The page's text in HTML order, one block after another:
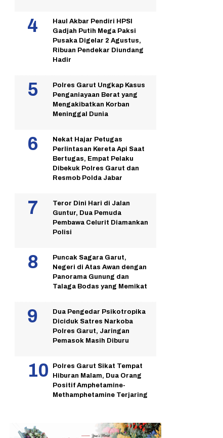
Haul Akbar Pendiri HPSI
Gadjah Putih Mega Paksi
Pusaka Digelar 2 Agustus,
Ribuan Pendekar Diundang
Hadir
Polres Garut Ungkap Kasus
Penganiayaan Berat yang
Mengakibatkan Korban
Meninggal Dunia
Nekat Hajar Petugas
Perlintasan Kereta Api Saat
Bertugas, Empat Pelaku
Dibekuk Polres Garut dan
Resmob Polda Jabar
Teror Dini Hari di Jalan
Guntur, Dua Pemuda
Pembawa Celurit Diamankan
Polisi
Puncak Sagara Garut,
Negeri di Atas Awan dengan
Panorama Gunung dan
Talaga Bodas yang Memikat
Dua Pengedar Psikotropika
Diciduk Satres Narkoba
Polres Garut, Jaringan
Pemasok Masih Diburu
Polres Garut Sikat Tempat
Hiburan Malam, Dua Orang
Positif Amphetamine-
Methamphetamine Terjaring